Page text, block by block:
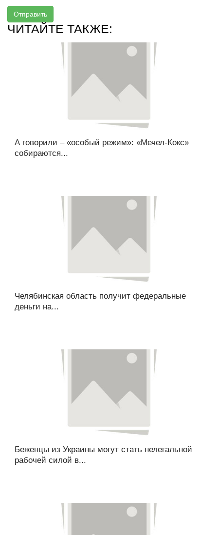
Отправить
ЧИТАЙТЕ ТАКЖЕ:
А говорили – «особый режим»: «Мечел-Кокс»
собираются...
Челябинская область получит федеральные
деньги на...
Беженцы из Украины могут стать нелегальной
рабочей силой в...